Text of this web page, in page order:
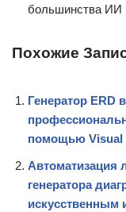
большинства
Похожие
Генератор ERD
помощью Visual
Автоматизация
генератора
искусственным